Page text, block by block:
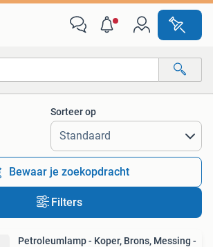
Alle afstanden…
Sorteer op
Bewaar je zoekopdracht
Filters
Petroleumlamp - Koper, Brons, Messing -